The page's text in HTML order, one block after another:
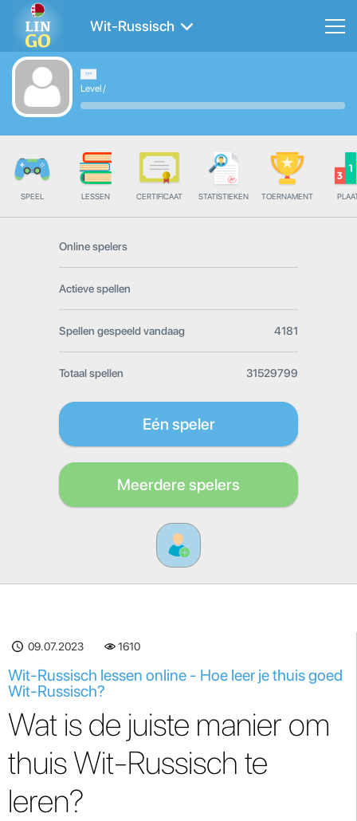
Wit-Russisch
Level/
SPEEL LESSEN CERTIFICAAT STATISTIEKEN TOERNAMENT
Online spelers
Actieve spellen
Spellen gespeeld vandaag 4181
Totaal spellen 31529799
Eén speler
Meerdere spelers
09.07.2023 1610
Wit-Russisch lessen online - Hoe leer je thuis goed
Wit-Russisch?
Wat is de juiste manier om
thuis Wit-Russisch te
leren?